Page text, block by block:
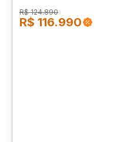
R$ 124.890
R$ 116.990